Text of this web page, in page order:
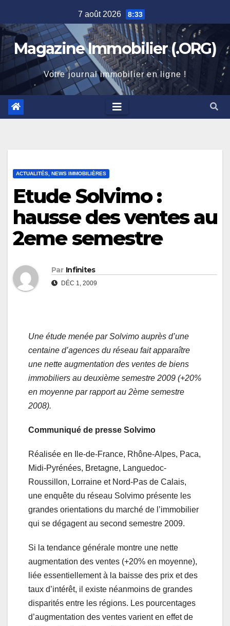
to
content
7 août 2026 8:33
Magazine Immobilier (.ORG)
Votre journal immobilier en ligne !
ACTUALITÉS, NEWS IMMOBILIÈRES
Etude Solvimo :
hausse des ventes au
2eme semestre
Par Infinites
DÉC 1, 2009
Une étude menée par Solvimo auprès d’une
centaine d’agences du réseau fait apparaître
une nette augmentation des ventes de biens
immobiliers au deuxième semestre 2009 (+20%
en moyenne par rapport au 2ème semestre
2008).
Communiqué de presse Solvimo
Réalisée en Ile-de-France, Rhône-Alpes, Paca,
Midi-Pyrénées, Bretagne, Languedoc-
Roussillon, Lorraine et Nord-Pas de Calais,
une enquête du réseau Solvimo présente les
grandes orientations du marché de l’immobilier
qui se dégagent au second semestre 2009.
Si la tendance générale montre une nette
augmentation des ventes (+20% en moyenne),
liée essentiellement à la baisse des prix et des
taux d’intérêt, il existe néanmoins de grandes
disparités entre les régions. Les pourcentages
d’augmentation des ventes varient en effet de